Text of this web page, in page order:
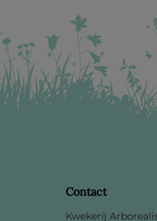
Contact
Kwekerij